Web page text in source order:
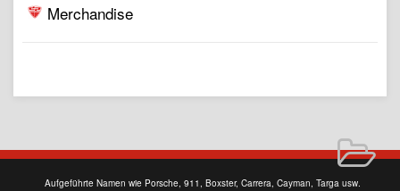
Merchandise
Aufgeführte Namen wie Porsche, 911, Boxster, Carrera, Cayman, Targa usw.